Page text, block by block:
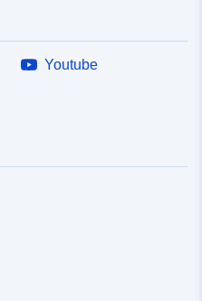
Youtube